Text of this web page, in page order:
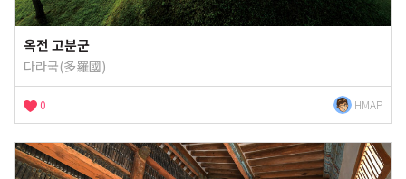
옥전 고분군
다라국(多羅國)
0 HMAP